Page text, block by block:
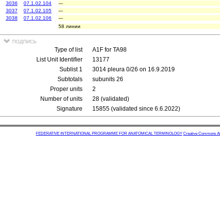
3036
07.1.02.104
---
3037
07.1.02.105
---
3038
07.1.02.106
---
58 линии
подпись
Type of list
A1F for TA98
List Unit Identifier
13177
Sublist 1
3014 pleura 0/26 on 16.9.2019
Subtotals
subunits 26
Proper units
2
Number of units
28 (validated)
Signature
15855 (validated since 6.6.2022)
FEDERATIVE INTERNATIONAL PROGRAMME FOR ANATOMICAL TERMINOLOGY Creative Commons